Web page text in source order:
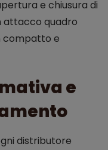
e chiusura di
attacco quadro
compatto e
e
distributore